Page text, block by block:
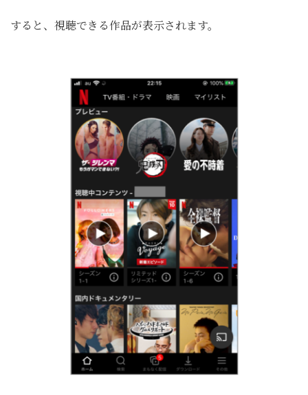
すると、視聴できる作品が表示されます。